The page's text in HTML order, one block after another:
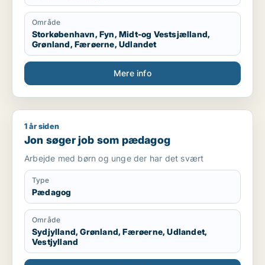
Område
Storkøbenhavn, Fyn, Midt-og Vestsjælland,
Grønland, Færøerne, Udlandet
Mere info
Jon søger job som pædagog
1 år siden
Jon søger job som pædagog
Arbejde med børn og unge der har det svært
Type
Pædagog
Område
Sydjylland, Grønland, Færøerne, Udlandet,
Vestjylland